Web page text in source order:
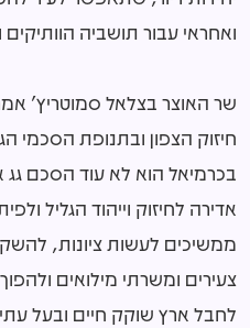
ואחראי עבור תושביה
שר האוצר בצלאל סמוטריץ׳
חיזוק הצפון ובתנופת הסכמי
בכרמיאל הוא לא עוד הסכם
אדירה לחיזוק וייהוד הגליל
ממשיכים לעשות ציונות,
צעירים ומשרתי מילואים
לחבל ארץ שוקק חיים ובעל